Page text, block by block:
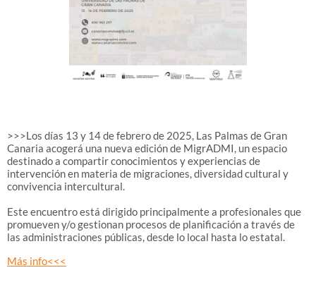
>>>Los días 13 y 14 de febrero de 2025, Las Palmas de Gran
Canaria acogerá una nueva edición de MigrADMI, un espacio
destinado a compartir conocimientos y experiencias de
intervención en materia de migraciones, diversidad cultural y
convivencia intercultural.
Este encuentro está dirigido principalmente a profesionales que
promueven y/o gestionan procesos de planificación a través de
las administraciones públicas, desde lo local hasta lo estatal.
Más info<<<